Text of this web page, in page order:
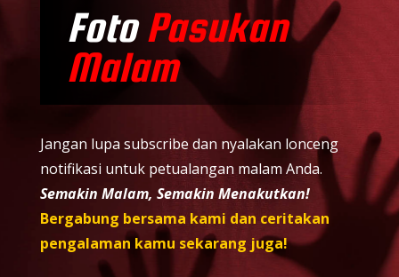
FotoPasukan
Malam
Jangan lupa subscribe dan nyalakan lonceng
notifikasi untuk petualangan malam Anda.
Semakin Malam, Semakin Menakutkan!
Bergabung bersama kami dan ceritakan
pengalaman kamu sekarang juga!